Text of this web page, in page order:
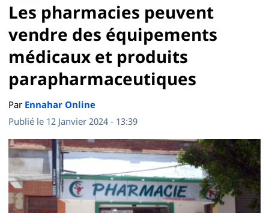
Les pharmacies peuvent
vendre des équipements
médicaux et produits
parapharmaceutiques
Par Ennahar Online
Publié le 12 Janvier 2024 - 13:39